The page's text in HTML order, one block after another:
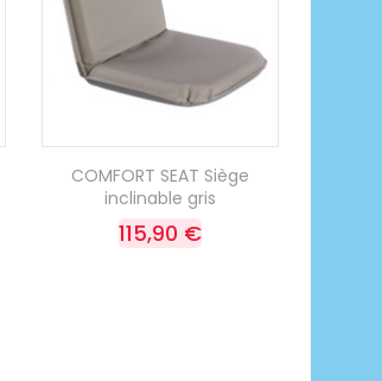
COMFORT SEAT Siège
inclinable gris
115,90 €